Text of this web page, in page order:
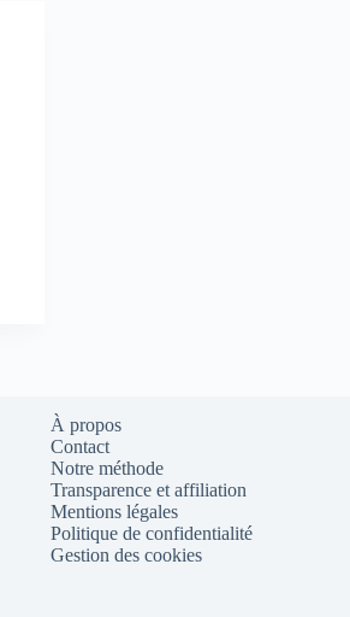
À propos
Contact
Notre méthode
Transparence et affiliation
Mentions légales
Politique de confidentialité
Gestion des cookies